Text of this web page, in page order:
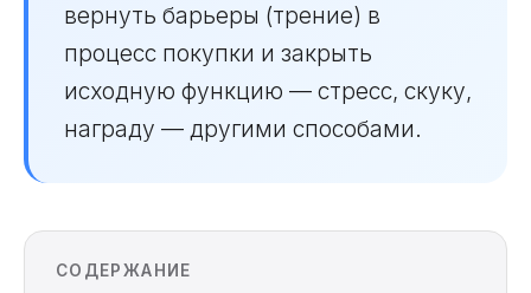
вернуть барьеры (трение) в
процесс покупки и закрыть
исходную функцию — стресс, скуку,
награду — другими способами.
СОДЕРЖАНИЕ